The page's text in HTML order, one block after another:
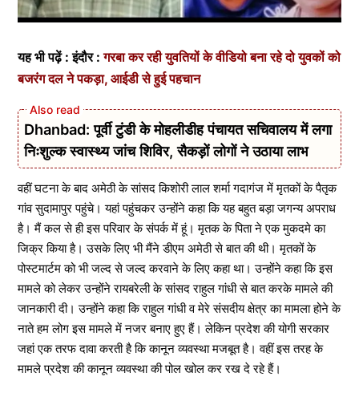
यह भी पढ़ें : इंदौर :गरबा कर रही युवतियों के वीडियो बना रहे दो युवकों को
बजरंग दल ने पकड़ा, आईडी से हुई पहचान
Dhanbad: पूर्वी टुंडी के मोहलीडीह पंचायत सचिवालय में लगा
निःशुल्क स्वास्थ्य जांच शिविर, सैकड़ों लोगों ने उठाया लाभ
वहीं घटना के बाद अमेठी के सांसद किशोरी लाल शर्मा गदागंज में मृतकों के पैतृक
गांव सुदामापुर पहुंचे। यहां पहुंचकर उन्होंने कहा कि यह बहुत बड़ा जगन्य अपराध
है। मैं कल से ही इस परिवार के संपर्क में हूं। मृतक के पिता ने एक मुकदमे का
जिक्र किया है। उसके लिए भी मैंने डीएम अमेठी से बात की थी। मृतकों के
पोस्टमार्टम को भी जल्द से जल्द करवाने के लिए कहा था। उन्होंने कहा कि इस
मामले को लेकर उन्होंने रायबरेली के सांसद राहुल गांधी से बात करके मामले की
जानकारी दी। उन्होंने कहा कि राहुल गांधी व मेरे संसदीय क्षेत्र का मामला होने के
नाते हम लोग इस मामले में नजर बनाए हुए हैं। लेकिन प्रदेश की योगी सरकार
जहां एक तरफ दावा करती है कि कानून व्यवस्था मजबूत है। वहीं इस तरह के
मामले प्रदेश की कानून व्यवस्था की पोल खोल कर रख दे रहे हैं।